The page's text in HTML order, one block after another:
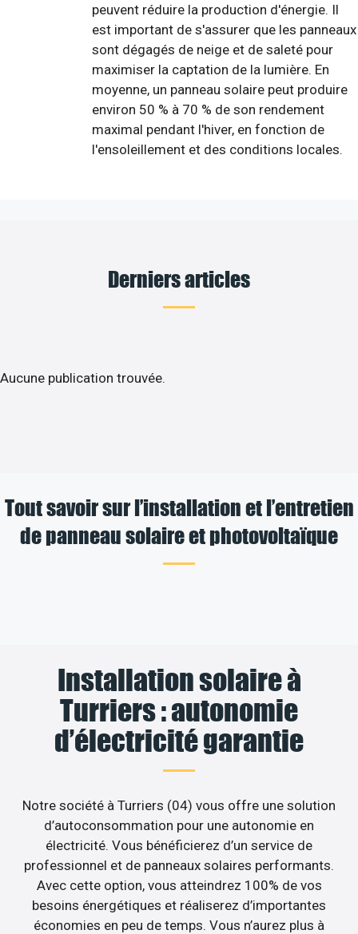
peuvent réduire la production d'énergie. Il
est important de s'assurer que les panneaux
sont dégagés de neige et de saleté pour
maximiser la captation de la lumière. En
moyenne, un panneau solaire peut produire
environ 50 % à 70 % de son rendement
maximal pendant l'hiver, en fonction de
l'ensoleillement et des conditions locales.
Derniers articles
Aucune publication trouvée.
Tout savoir sur l’installation et l’entretien
de panneau solaire et photovoltaïque
Installation solaire à
Turriers : autonomie
d’électricité garantie
Notre société à Turriers (04) vous offre une solution
d’autoconsommation pour une autonomie en
électricité. Vous bénéficierez d’un service de
professionnel et de panneaux solaires performants.
Avec cette option, vous atteindrez 100% de vos
besoins énergétiques et réaliserez d’importantes
économies en peu de temps. Vous n’aurez plus à